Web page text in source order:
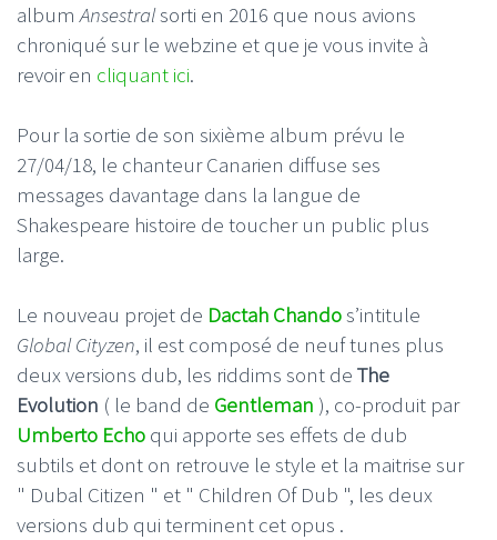
albumAnsestralsorti en 2016 que nous avions
chroniqué sur le webzine et que je vous invite à
revoir en cliquant ici.
Pour la sortie de son sixième album prévu le
27/04/18, le chanteur Canarien diffuse ses
messages davantage dans la langue de
Shakespeare histoire de toucher un public plus
large.
Le nouveau projet de Dactah Chandos’intitule
Global Cityzen, il est composé de neuf tunes plus
deux versions dub, les riddims sont de The
Evolution ( le band de Gentleman ), co-produit par
Umberto Echo qui apporte ses effets de dub
subtils et dont on retrouve le style et la maitrise sur
" Dubal Citizen " et " Children Of Dub ", les deux
versions dub qui terminent cet opus .